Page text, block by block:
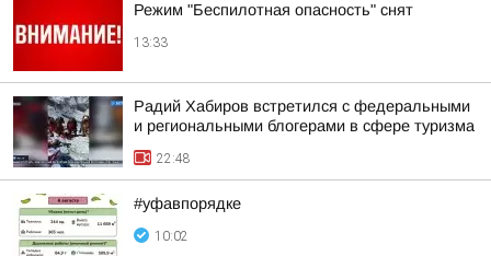
Режим "Беспилотная опасность" снят
13:33
Радий Хабиров встретился с федеральными
и региональными блогерами в сфере туризма
22:48
#уфавпорядке
10:02